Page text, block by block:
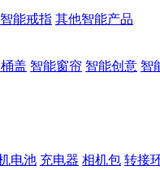
智能戒指 其他智能产品
盖 智能窗帘 智能创意 智
电池 充电器 相机包 转接